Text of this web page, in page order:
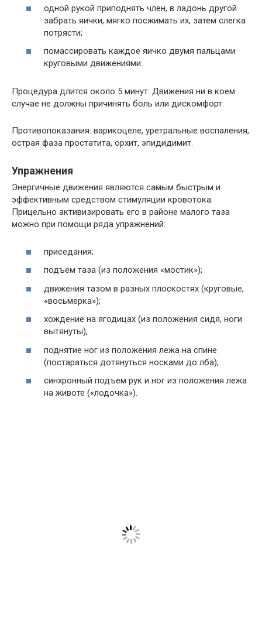
одной рукой приподнять член, в ладонь другой
забрать яички, мягко посжимать их, затем слегка
потрясти;
помассировать каждое яичко двумя пальцами
круговыми движениями.
Процедура длится около 5 минут. Движения ни в коем
случае не должны причинять боль или дискомфорт.
Противопоказания: варикоцеле, уретральные воспаления,
острая фаза простатита, орхит, эпидидимит.
Упражнения
Энергичные движения являются самым быстрым и
эффективным средством стимуляции кровотока.
Прицельно активизировать его в районе малого таза
можно при помощи ряда упражнений:
приседания;
подъем таза (из положения «мостик»);
движения тазом в разных плоскостях (круговые,
«восьмерка»);
хождение на ягодицах (из положения сидя, ноги
вытянуты);
поднятие ног из положения лежа на спине
(постараться дотянуться носками до лба);
синхронный подъем рук и ног из положения лежа
на животе («лодочка»).